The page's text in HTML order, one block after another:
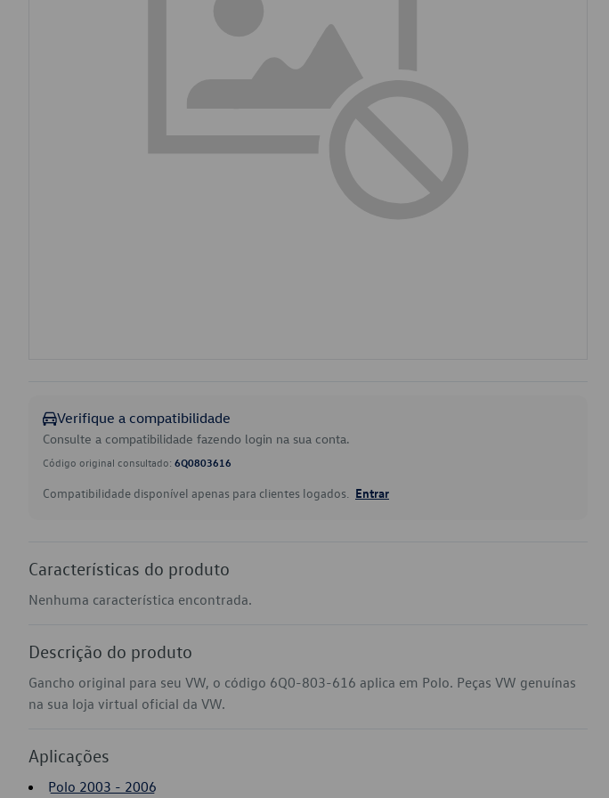
Verifique a compatibilidade
Consulte a compatibilidade fazendo login na sua conta.
Código original consultado: 6Q0803616
Compatibilidade disponível apenas para clientes logados. Entrar
Características do produto
Nenhuma característica encontrada.
Descrição do produto
Gancho original para seu VW, o código 6Q0-803-616 aplica em Polo. Peças VW genuínas
na sua loja virtual oficial da VW.
Aplicações
Polo 2003 - 2006